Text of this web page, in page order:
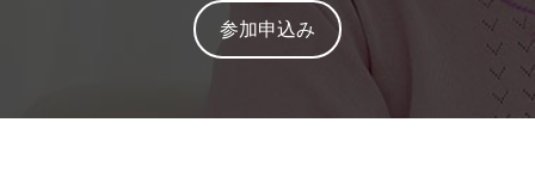
参加申込み